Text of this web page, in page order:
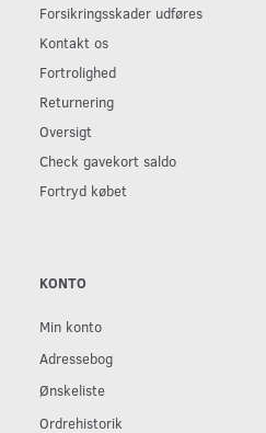
Forsikringsskader udføres
Kontakt os
Fortrolighed
Returnering
Oversigt
Check gavekort saldo
Fortryd købet
KONTO
Min konto
Adressebog
Ønskeliste
Ordrehistorik